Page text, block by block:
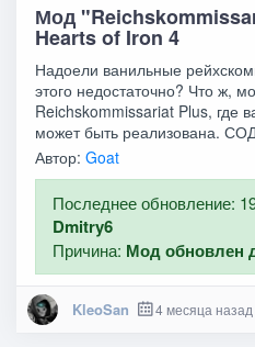
Мод
Hearts of Iron 4
Надоели ванильные
этого недостаточно? Что ж,
Reichskommissariat Plus, где
может быть реализована.
Автор:Goat
Последнее обновление:
Dmitry6
Причина: Мод обновлен
KleoSan 4 месяца назад